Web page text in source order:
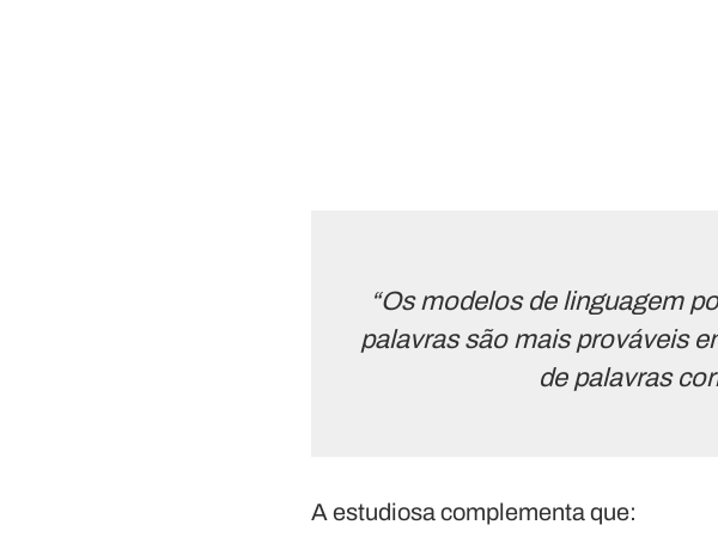
“Os modelos de linguagem
palavras são mais prováveis
de palavras
A estudiosa complementa que: